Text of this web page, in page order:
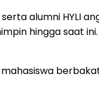
alumni HYLI
hingga saat